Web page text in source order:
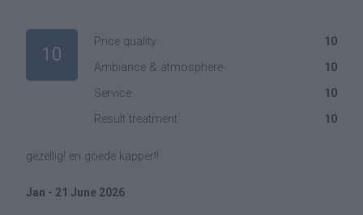
10
Price quality
10
Ambiance & atmosphere
10
Service
10
Result treatment
10
gezellig! en goede kapper!!
Jan - 21 June 2026